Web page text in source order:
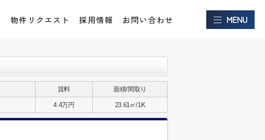
物件リクエスト 採用情報 お問い合わせ
賃料 面積/間取り
4.4万円 23.61㎡/1K